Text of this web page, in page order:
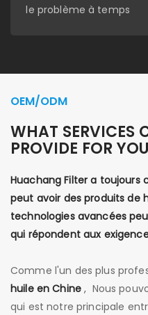
le problème à temps
OEM/ODM
WHAT SERVICES
PROVIDE FOR
Huachang Filter a toujours
peut avoir des produits de
technologies avancées
qui répondent aux
Comme l'un des plus
huile en Chine, Nous
qui est notre principale